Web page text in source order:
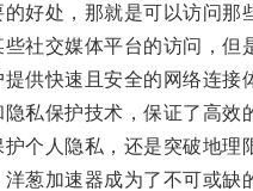
处，那就是可以访问那
交媒体平台的访问，但
快速且安全的网络连接
保护技术，保证了高效
人隐私，还是突破地理
加速器成为了不可或缺